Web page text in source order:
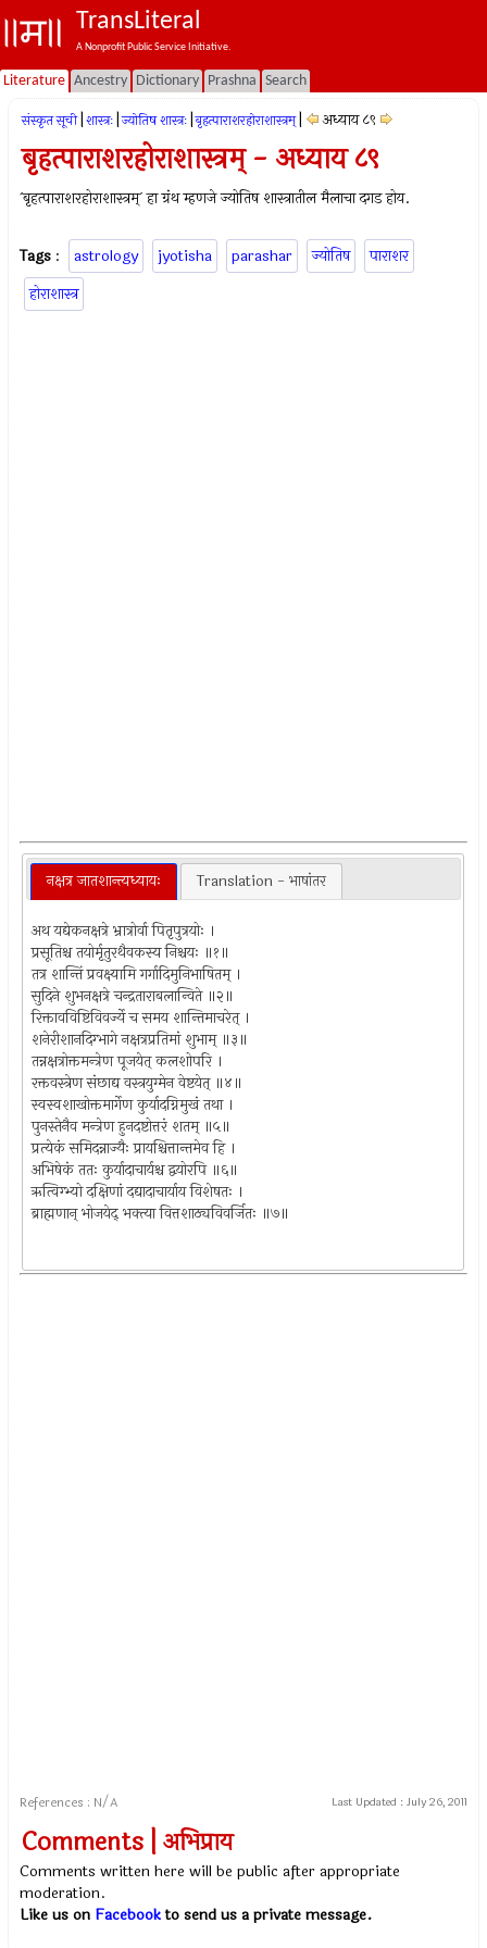
TransLiteral
A Nonprofit Public Service Initiative.
Literature Ancestry Dictionary Prashna Search
संस्कृत सूची शास्त्रः ज्योतिष शास्त्रः बृहत्पाराशरहोराशास्त्रम् अध्याय ८९
बृहत्पाराशरहोराशास्त्रम् - अध्याय ८९
`बृहत्पाराशरहोराशास्त्रम्` हा ग्रंथ म्हणजे ज्योतिष शास्त्रातील मैलाचा दगड होय.
Tags : astrology jyotisha parashar ज्योतिष
पाराशर
होराशास्त्र
नक्षत्र जातशान्त्यध्यायः Translation - भाषांतर
अथ यद्येकनक्षत्रे भ्रात्रोर्वा पितृपुत्रयोः ।
प्रसूतिश्च तयोर्मृतुरथैवकस्य निश्चयः ॥१॥
तत्र शान्तिं प्रवक्ष्यामि गर्गादिमुनिभाषितम् ।
सुदिने शुभनक्षत्रे चन्द्रताराबलान्विते ॥२॥
रिक्तावविष्टिविवर्ज्ये च समय शान्तिमाचरेत् ।
शनेरीशानदिग्भागे नक्षत्रप्रतिमां शुभाम् ॥३॥
तन्नक्षत्रोक्तमन्त्रेण पूजयेत् कलशोपरि ।
रक्तवस्त्रेण संछाद्य वस्त्रयुग्मेन वेष्टयेत् ॥४॥
स्वस्वशाखोक्तमार्गेण कुर्यादग्निमुखं तथा ।
पुनस्तेनैव मन्त्रेण हुनदष्टोत्तरं शतम् ॥५॥
प्रत्येकं समिदन्नाज्यैः प्रायश्चित्तान्तमेव हि ।
अभिषेकं ततः कुर्यादाचार्यश्च द्वयोरपि ॥६॥
ऋत्विग्भ्यो दक्षिणां दद्यादाचार्याय विशेषतः ।
ब्राह्मणान् भोजयेद् भक्त्या वित्तशाठ्यविवर्जितः ॥७॥
References : N/A Last Updated : July 26, 2011
Comments | अभिप्राय
Comments written here will be public after appropriate
moderation.
Like us on Facebookto send us a private message.